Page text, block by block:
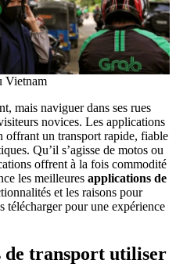
Vietnam
mais naviguer dans ses rues
novices. Les applications
offrant un transport rapide, fiable
Qu’il s’agisse de motos ou
offrent à la fois commodité
les meilleures applications de
et les raisons pour
télécharger pour une expérience
de transport utiliser